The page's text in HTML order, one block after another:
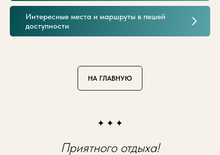
Интересные места и маршруты в пешей
доступности
НА ГЛАВНУЮ
Приятного отдыха!